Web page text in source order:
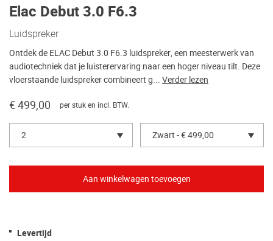
Elac Debut 3.0 F6.3
Luidspreker
Ontdek de ELAC Debut 3.0 F6.3 luidspreker, een meesterwerk van
audiotechniek dat je luisterervaring naar een hoger niveau tilt. Deze
vloerstaande luidspreker combineert g... Verder lezen
€ 499,00 per stuk en incl. BTW.
2 Zwart - € 499,00
Levertijd